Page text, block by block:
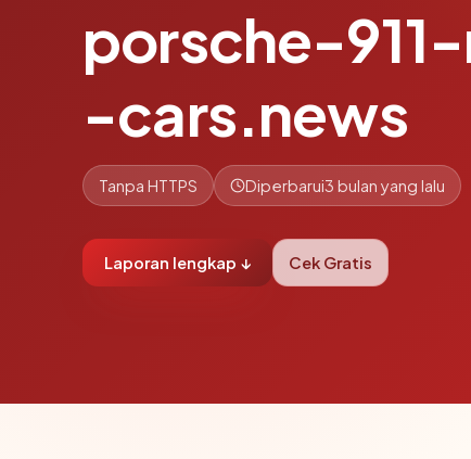
porsche-
-cars.news
Tanpa HTTPS Diperbarui3 bulan yang lalu
Laporan lengkap ↓ Cek Gratis